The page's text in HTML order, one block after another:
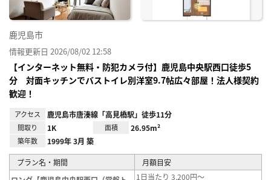
鹿児島市
情報更新日 2026/08/02 12:58
【インターネット無料・防犯カメラ付】鹿児島中央駅西口徒歩5
分 対面キッチンでバストイレ別洋室9.7帖広々部屋！法人様契約
歓迎！
アクセス 鹿児島市唐湊線「高見橋駅」徒歩11分
間取り 1K 面積 26.95m²
築年数 1999年 3月 築
プラン名・期間
月額目安
1日当たり 3,200円～